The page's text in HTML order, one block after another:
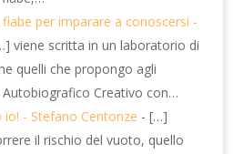
per imparare a conoscersi -
viene scritta in un laboratorio di
quelli che propongo agli
Creativo con…
- Stefano Centonze - […]
il rischio del vuoto, quello